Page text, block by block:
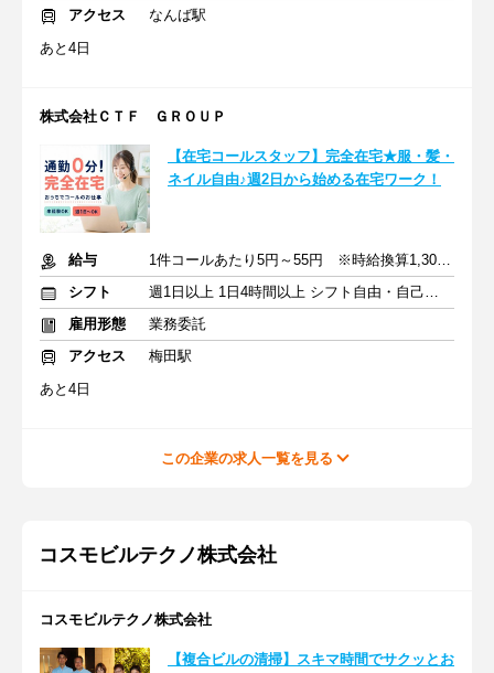
アクセス
なんば駅
あと4日
株式会社ＣＴＦ ＧＲＯＵＰ
【在宅コールスタッフ】完全在宅★服・髪・
ネイル自由♪週2日から始める在宅ワーク！
給与
1件コールあたり5円～55円 ※時給換算1,300円～4,000円
シフト
週1日以上 1日4時間以上 シフト自由・自己申告
雇用形態
業務委託
アクセス
梅田駅
あと4日
この企業の求人一覧を見る
コスモビルテクノ株式会社
コスモビルテクノ株式会社
【複合ビルの清掃】スキマ時間でサクッとお